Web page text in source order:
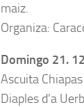
maiz.
Organiza:
Domingo 21.
Ascuita
Diaples d’a